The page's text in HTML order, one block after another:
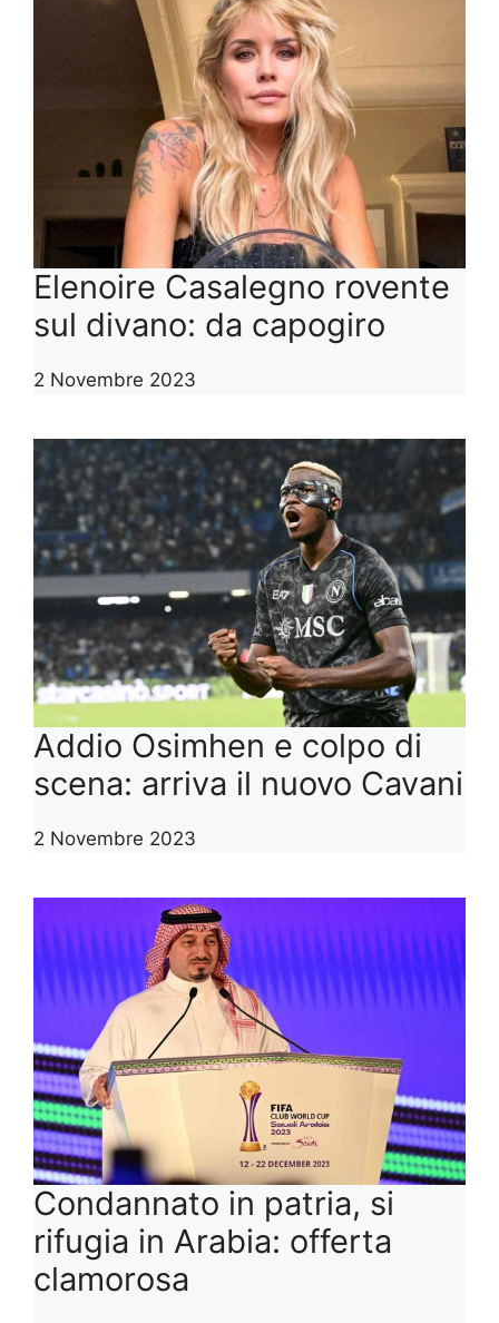
Elenoire Casalegno rovente
sul divano: da capogiro
2 Novembre 2023
Addio Osimhen e colpo di
scena: arriva il nuovo Cavani
2 Novembre 2023
Condannato in patria, si
rifugia in Arabia: offerta
clamorosa